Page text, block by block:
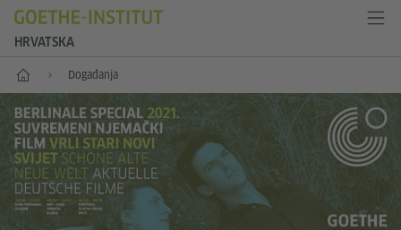
HRVATSKA
Početna Događanja